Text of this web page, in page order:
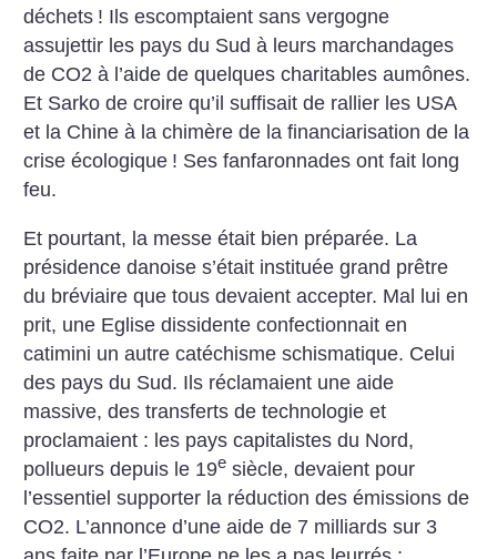
déchets ! Ils escomptaient sans vergogne
assujettir les pays du Sud à leurs marchandages
de CO2 à l’aide de quelques charitables aumônes.
Et Sarko de croire qu’il suffisait de rallier les USA
et la Chine à la chimère de la financiarisation de la
crise écologique ! Ses fanfaronnades ont fait long
feu.
Et pourtant, la messe était bien préparée. La
présidence danoise s’était instituée grand prêtre
du bréviaire que tous devaient accepter. Mal lui en
prit, une Eglise dissidente confectionnait en
catimini un autre catéchisme schismatique. Celui
des pays du Sud. Ils réclamaient une aide
massive, des transferts de technologie et
proclamaient : les pays capitalistes du Nord,
pollueurs depuis le 19e siècle, devaient pour
l’essentiel supporter la réduction des émissions de
CO2. L’annonce d’une aide de 7 milliards sur 3